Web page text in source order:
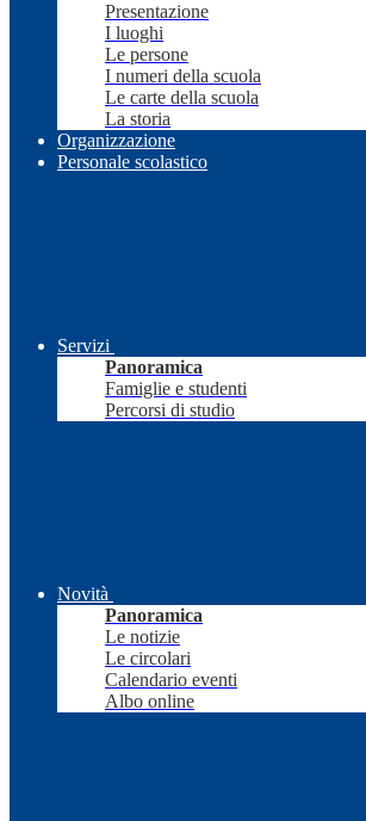
Presentazione
I luoghi
Le persone
I numeri della scuola
Le carte della scuola
La storia
Organizzazione
Personale scolastico
Servizi
Panoramica
Famiglie e studenti
Percorsi di studio
Novità
Panoramica
Le notizie
Le circolari
Calendario eventi
Albo online